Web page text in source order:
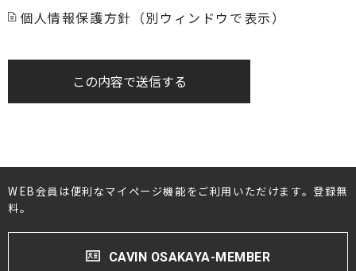
個人情報保護方針（別ウィンドウで表示）
この内容で送信する
WEB会員は便利なマイページ機能をご利用いただけます。登録無
料。
CAVIN OSAKAYA-MEMBER